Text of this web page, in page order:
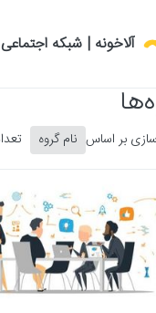
آلاخونه | شبکه
بر اساس نام گروه